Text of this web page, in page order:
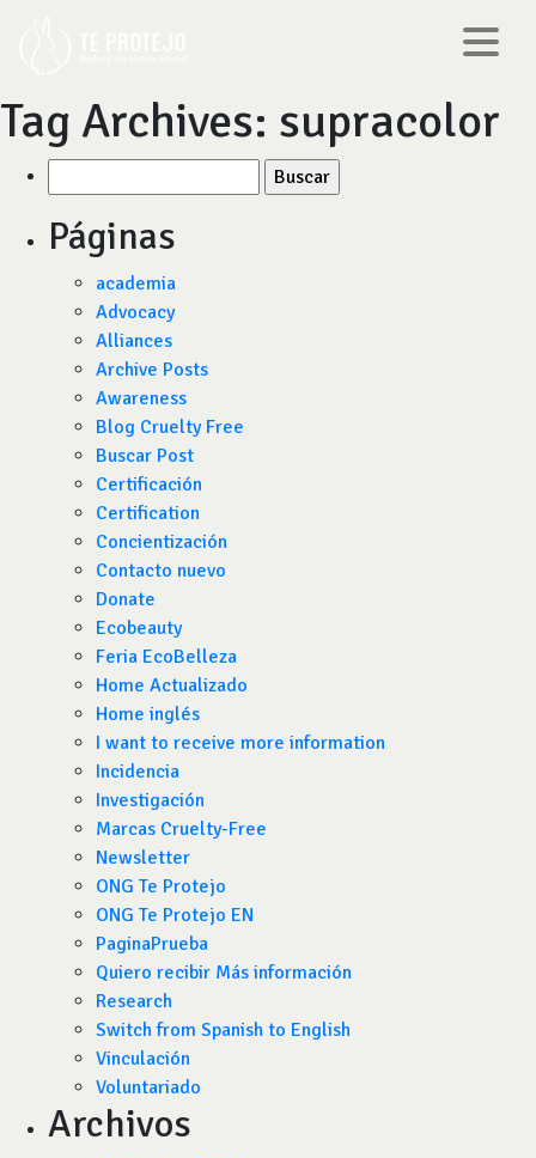
Tag Archives: supracolor
por:
Páginas
academia
Advocacy
Alliances
Archive Posts
Awareness
Blog Cruelty Free
Buscar Post
Certificación
Certification
Concientización
Contacto nuevo
Donate
Ecobeauty
Feria EcoBelleza
Home Actualizado
Home inglés
I want to receive more information
Incidencia
Investigación
Marcas Cruelty-Free
Newsletter
ONG Te Protejo
ONG Te Protejo EN
PaginaPrueba
Quiero recibir Más información
Research
Switch from Spanish to English
Vinculación
Voluntariado
Archivos